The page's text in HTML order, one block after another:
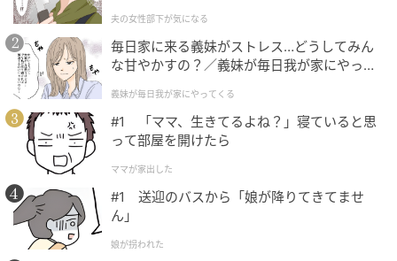
況）
」
元記事で読む
次の記事
雨の日でも楽しめる東京近郊の『屋内スポッ
ト』3選！梅雨の週末に大人が1日中夢中にな
れる「非日常空間」がここにあった
の記事をもっとみる
夫の女性部下が気になる
毎日家に来る義妹がストレス…どうしてみん
な甘やかすの？／義妹が毎日我が家にやって
が】
義妹が毎日我が家にやってくる
#1 「ママ、生きてるよね？」寝ていると思
って部屋を開けたら
ママが家出した
#1 送迎のバスから「娘が降りてきてませ
ん」
娘が拐われた